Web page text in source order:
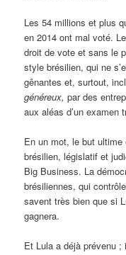
Les 54 millions et plus
en 2014 ont mal voté.
droit de vote et sans le
style brésilien, qui ne
gênantes et, surtout,
généreux,par des
aux aléas d’un examen
En un mot, le but
brésilien, législatif et
Big Business. La
brésiliennes, qui
savent très bien que si
gagnera.
Et Lula a déjà prévenu